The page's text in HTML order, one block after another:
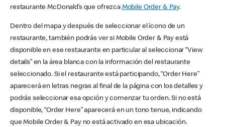
restaurante McDonald’s que ofrezca Mobile Order & Pay.
Dentro del mapa y después de seleccionar el ícono de un
restaurante, también podrás ver si Mobile Order & Pay está
disponible en ese restaurante en particular al seleccionar “View
details” en la área blanca con la información del restaurante
seleccionado. Si el restaurante está participando, “Order Here”
aparecerá en letras negras al final de la página con los detalles y
podrás seleccionar esa opción y comenzar tu orden. Si no está
disponible, “Order Here” aparecerá en un tono tenue, indicando
que Mobile Order & Pay no está activado en esa ubicación.